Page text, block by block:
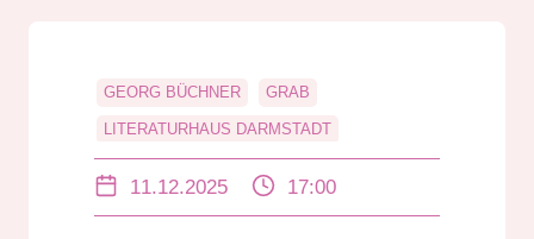
GEORG BÜCHNER GRAB
LITERATURHAUS DARMSTADT
11.12.2025 17:00